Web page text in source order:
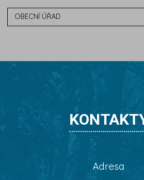
OBECNÍ ÚŘAD
Adresa